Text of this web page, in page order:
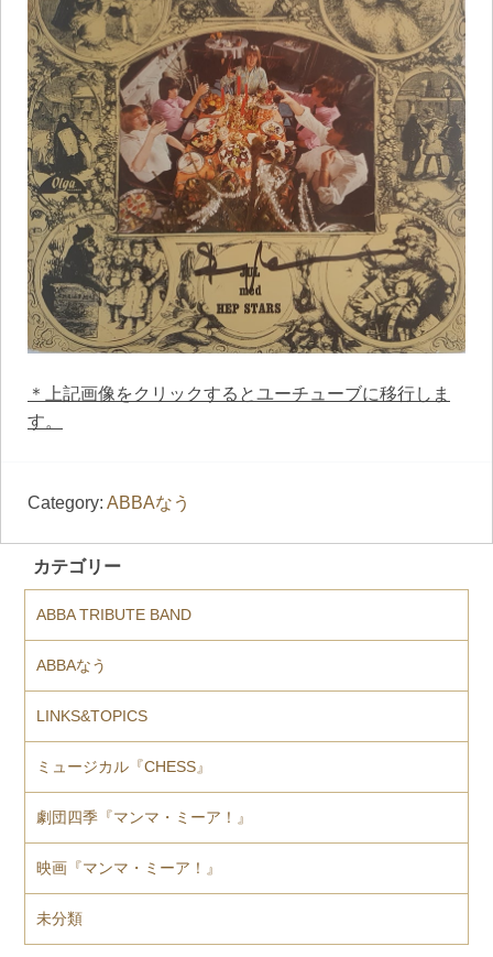
＊上記画像をクリックするとユーチューブに移行しま
す。
Category: ABBAなう
カテゴリー
ABBA TRIBUTE BAND
ABBAなう
LINKS&TOPICS
ミュージカル『CHESS』
劇団四季『マンマ・ミーア！』
映画『マンマ・ミーア！』
未分類